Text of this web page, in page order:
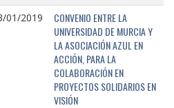
01/2019
CONVENIO ENTRE LA
UNIVERSIDAD DE MURCIA Y
LA ASOCIACIÓN AZUL EN
ACCIÓN, PARA LA
COLABORACIÓN EN
PROYECTOS SOLIDARIOS EN
VISIÓN